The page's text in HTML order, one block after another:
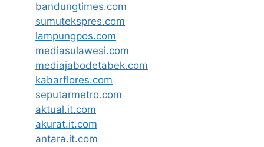
bandungtimes.com
sumutekspres.com
lampungpos.com
mediasulawesi.com
mediajabodetabek.com
kabarflores.com
seputarmetro.com
aktual.it.com
akurat.it.com
antara.it.com